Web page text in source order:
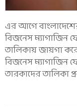
এর আগে বাংলাদেশের
বিজনেস ম্যাগাজিন
তালিকায় জায়গা
বিজনেস ম্যাগাজিন
তারকাদের তালিকা